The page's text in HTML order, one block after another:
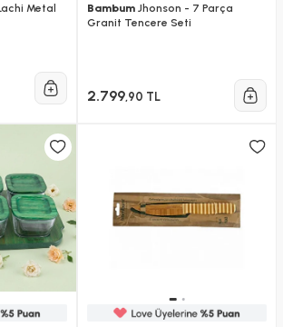
Metal
BambumJhonson - 7 Parça
Granit Tencere Seti
2.799,90 TL